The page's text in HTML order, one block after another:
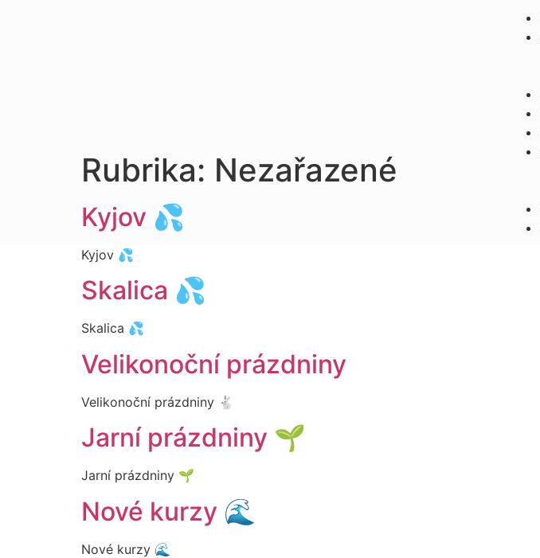
Rubrika: Nezařazené
Kyjov 💦
Kyjov 💦
Skalica 💦
Skalica 💦
Velikonoční prázdniny
Velikonoční prázdniny 🐇
Jarní prázdniny 🌱
Jarní prázdniny 🌱
Nové kurzy 🌊
Nové kurzy 🌊